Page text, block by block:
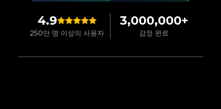
4.9
250만 명 이상의 사용자
3,000,000+
감정 완료